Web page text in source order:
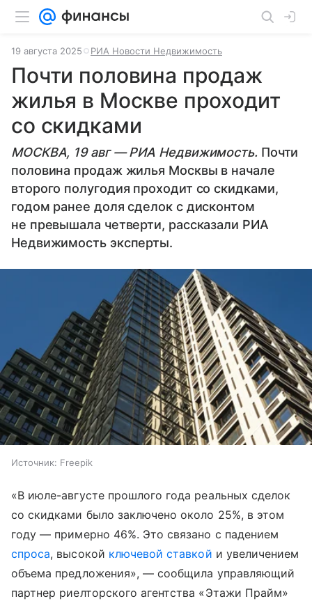
19 августа 2025 РИА Новости Недвижимость
Почти половина продаж
жилья в Москве проходит
со скидками
МОСКВА, 19 авг — РИА Недвижимость. Почти
половина продаж жилья Москвы в начале
второго полугодия проходит со скидками,
годом ранее доля сделок с дисконтом
не превышала четверти, рассказали РИА
Недвижимость эксперты.
Источник: Freepik
«В июле-августе прошлого года реальных сделок
со скидками было заключено около 25%, в этом
году — примерно 46%. Это связано с падением
спроса, высокой ключевой ставкой и увеличением
объема предложения», — сообщила управляющий
партнер риелторского агентства «Этажи Прайм»